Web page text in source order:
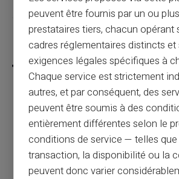
Partager cet article
Achats sur les marketplaces :
éviter les faux vendeurs et les
risque ?
peuvent être fournis par un ou
prestataires tiers, chacun opérant
cadres réglementaires distincts et
exigences légales spécifiques à
Chaque service est strictement
autres, et par conséquent, des
peuvent être soumis à des
entièrement différentes selon le
conditions de service — telles
transaction, la disponibilité ou la
peuvent donc varier